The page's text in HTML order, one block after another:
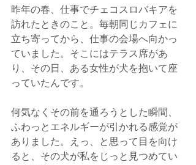
昨年の春、仕事でチェコスロバキアを
訪れたときのこと。毎朝同じカフェに
立ち寄ってから、仕事の会場へ向かっ
ていました。そこにはテラス席があ
り、その日、ある女性が犬を抱いて座
っていたんです。
何気なくその前を通ろうとした瞬間、
ふわっとエネルギーが引かれる感覚が
ありました。えっ、と思って目を向け
ると、その犬が私をじっと見つめてい